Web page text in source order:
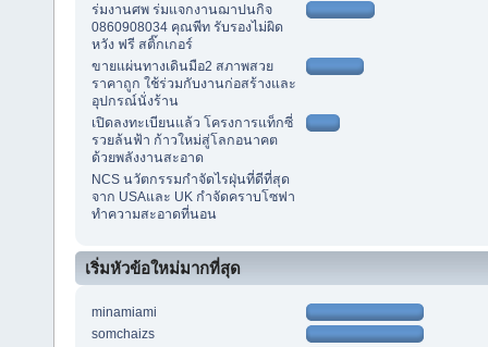
ร่มงานศพ ร่มแจกงานฌาปนกิจ
0860908034 คุณพีท รับรองไม่ผิด
หวัง ฟรี สติ๊กเกอร์
ขายแผ่นทางเดินมือ2 สภาพสวย
ราคาถูก ใช้ร่วมกับงานก่อสร้างและ
อุปกรณ์นั่งร้าน
เปิดลงทะเบียนแล้ว โครงการแท็กซี่
รวยล้นฟ้า ก้าวใหม่สู่โลกอนาคต
ด้วยพลังงานสะอาด
NCS นวัตกรรมกำจัดไรฝุ่นที่ดีที่สุด
จาก USAและ UK กำจัดคราบโซฟา
ทำความสะอาดที่นอน
เริ่มหัวข้อใหม่มากที่สุด
minamiami
somchaizs